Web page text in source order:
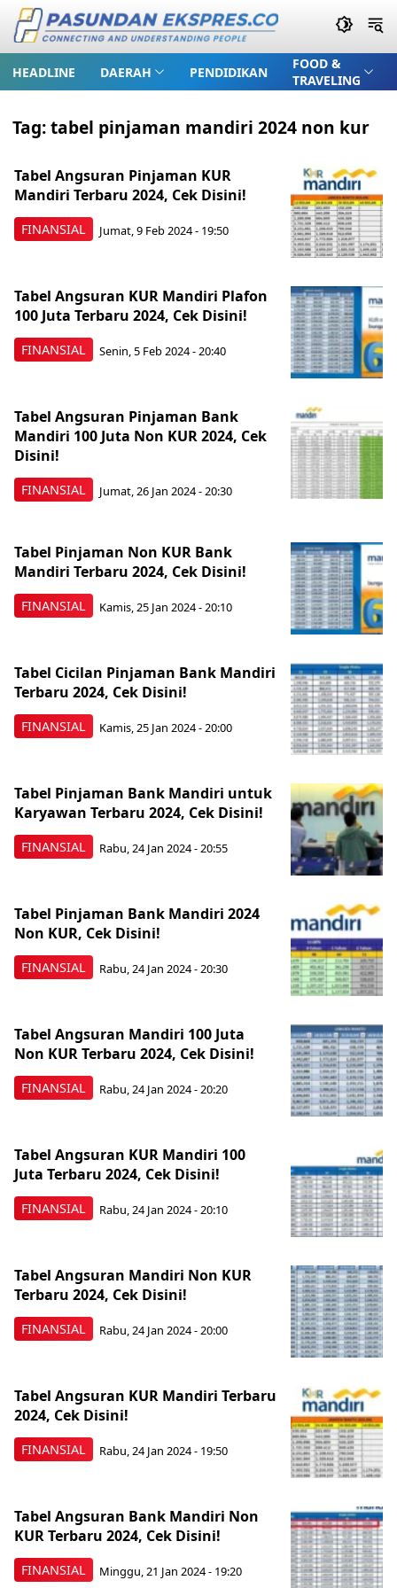
HEADLINE DAERAH PENDIDIKAN
FOOD &
TRAVELING
Tag:tabel pinjaman mandiri 2024 non kur
FINANSIAL
Tabel Angsuran Pinjaman KUR
Mandiri Terbaru 2024, Cek Disini!
Jumat, 9 Feb 2024 - 19:50
FINANSIAL
Tabel Angsuran KUR Mandiri Plafon
100 Juta Terbaru 2024, Cek Disini!
Senin, 5 Feb 2024 - 20:40
FINANSIAL
Tabel Angsuran Pinjaman Bank
Mandiri 100 Juta Non KUR 2024, Cek
Disini!
Jumat, 26 Jan 2024 - 20:30
FINANSIAL
Tabel Pinjaman Non KUR Bank
Mandiri Terbaru 2024, Cek Disini!
Kamis, 25 Jan 2024 - 20:10
FINANSIAL
Tabel Cicilan Pinjaman Bank Mandiri
Terbaru 2024, Cek Disini!
Kamis, 25 Jan 2024 - 20:00
FINANSIAL
Tabel Pinjaman Bank Mandiri untuk
Karyawan Terbaru 2024, Cek Disini!
Rabu, 24 Jan 2024 - 20:55
FINANSIAL
Tabel Pinjaman Bank Mandiri 2024
Non KUR, Cek Disini!
Rabu, 24 Jan 2024 - 20:30
FINANSIAL
Tabel Angsuran Mandiri 100 Juta
Non KUR Terbaru 2024, Cek Disini!
Rabu, 24 Jan 2024 - 20:20
FINANSIAL
Tabel Angsuran KUR Mandiri 100
Juta Terbaru 2024, Cek Disini!
Rabu, 24 Jan 2024 - 20:10
FINANSIAL
Tabel Angsuran Mandiri Non KUR
Terbaru 2024, Cek Disini!
Rabu, 24 Jan 2024 - 20:00
FINANSIAL
Tabel Angsuran KUR Mandiri Terbaru
2024, Cek Disini!
Rabu, 24 Jan 2024 - 19:50
FINANSIAL
Tabel Angsuran Bank Mandiri Non
KUR Terbaru 2024, Cek Disini!
Minggu, 21 Jan 2024 - 19:20